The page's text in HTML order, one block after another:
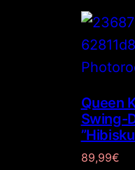
Queen
Swing-
89,99€